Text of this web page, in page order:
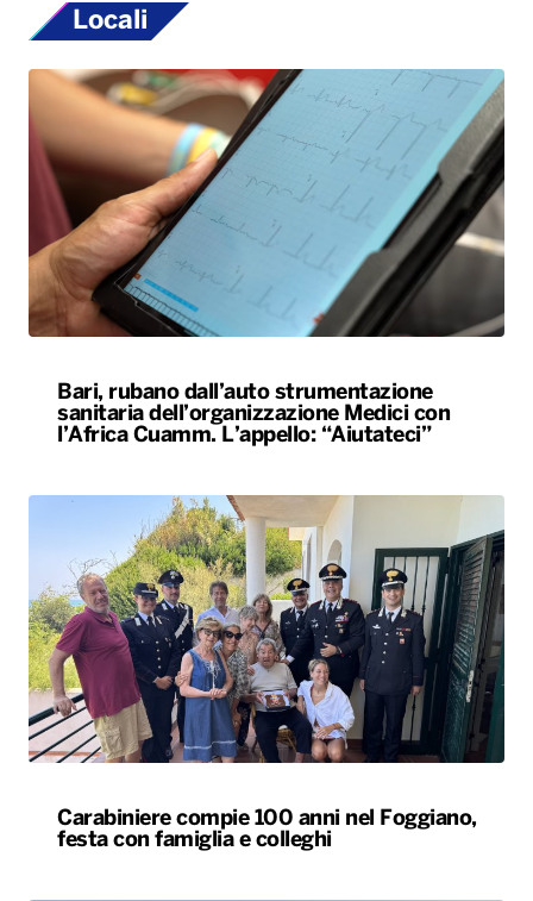
Locali
Bari, rubano dall’auto strumentazione
sanitaria dell’organizzazione Medici con
l’Africa Cuamm. L’appello: “Aiutateci”
Carabiniere compie 100 anni nel Foggiano,
festa con famiglia e colleghi